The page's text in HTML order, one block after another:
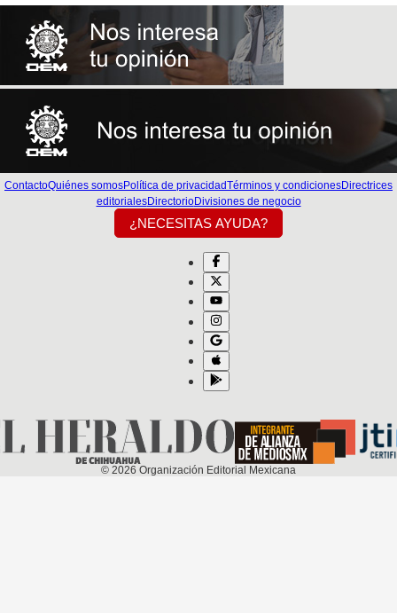
ContactoQuiénes somosPolítica de privacidadTérminos y condicionesDirectrices
editorialesDirectorioDivisiones de negocio
¿NECESITAS AYUDA?
© 2026 Organización Editorial Mexicana